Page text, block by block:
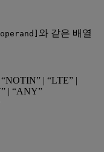
와 같은 배열
| “LTE” |
| “ANY”